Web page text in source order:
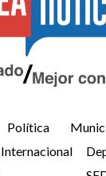
Política
Internacional